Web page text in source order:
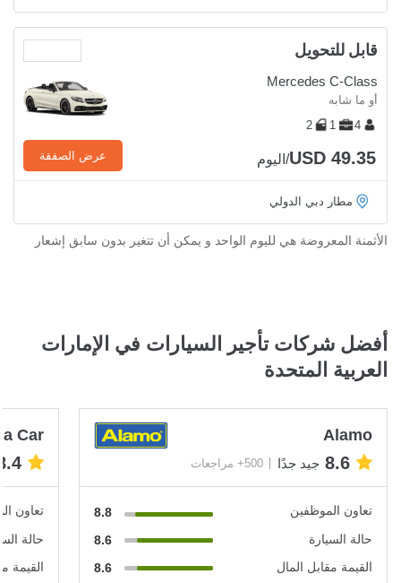
قابل للتحويل
Mercedes C-Class
أو ما شابه
4
1
2
USD 49.35/اليوم عرض الصفقة
مطار دبي الدولي
الأثمنة المعروضة هي لليوم الواحد و يمكن أن تتغير بدون سابق إشعار
أفضل شركات تأجير السيارات في الإمارات
العربية المتحدة
Alamo
8.6 جيد جدًا 500+ مراجعات
تعاون الموظفين
8.8
حالة السيارة
8.6
القيمة مقابل المال
8.6
Car
تعاون
حالة
القيمة